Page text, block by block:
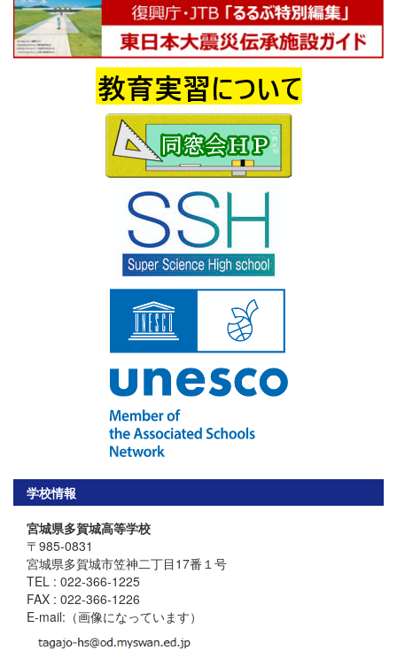
学校情報
宮城県多賀城高等学校
〒985-0831
宮城県多賀城市笠神二丁目17番１号
TEL : 022-366-1225
FAX : 022-366-1226
E-mail:（画像になっています）